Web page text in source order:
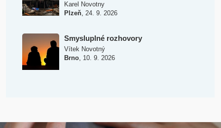
Karel Novotny
Plzeň, 24. 9. 2026
Smysluplné rozhovory
Vítek Novotný
Brno, 10. 9. 2026